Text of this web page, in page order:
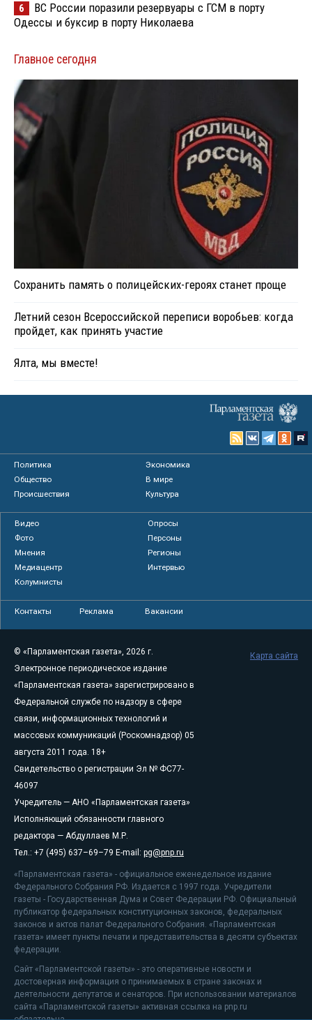
6
ВС России поразили резервуары с ГСМ в порту
Одессы и буксир в порту Николаева
Главное сегодня
Сохранить память о полицейских-героях станет проще
Летний сезон Всероссийской переписи воробьев: когда
пройдет, как принять участие
Ялта, мы вместе!
Политика
Экономика
Общество
В мире
Происшествия
Культура
Видео
Опросы
Фото
Персоны
Мнения
Регионы
Медиацентр
Интервью
Колумнисты
Контакты Реклама Вакансии
© «Парламентская газета», 2026 г.
Электронное периодическое издание
«Парламентская газета» зарегистрировано в
Федеральной службе по надзору в сфере
связи, информационных технологий и
массовых коммуникаций (Роскомнадзор) 05
августа 2011 года. 18+
Свидетельство о регистрации Эл № ФС77-
46097
Учредитель — АНО «Парламентская газета»
Исполняющий обязанности главного
редактора — Абдуллаев М.Р.
Тел.: +7 (495) 637–69–79 E-mail: pg@pnp.ru
«Парламентская газета» - официальное еженедельное издание
Федерального Собрания РФ. Издается с 1997 года. Учредители
газеты - Государственная Дума и Совет Федерации РФ. Официальный
публикатор федеральных конституционных законов, федеральных
законов и актов палат Федерального Собрания. «Парламентская
газета» имеет пункты печати и представительства в десяти субъектах
федерации.
Сайт «Парламентской газеты» - это оперативные новости и
достоверная информация о принимаемых в стране законах и
деятельности депутатов и сенаторов. При использовании материалов
сайта «Парламентской газеты» активная ссылка на pnp.ru
Карта сайта